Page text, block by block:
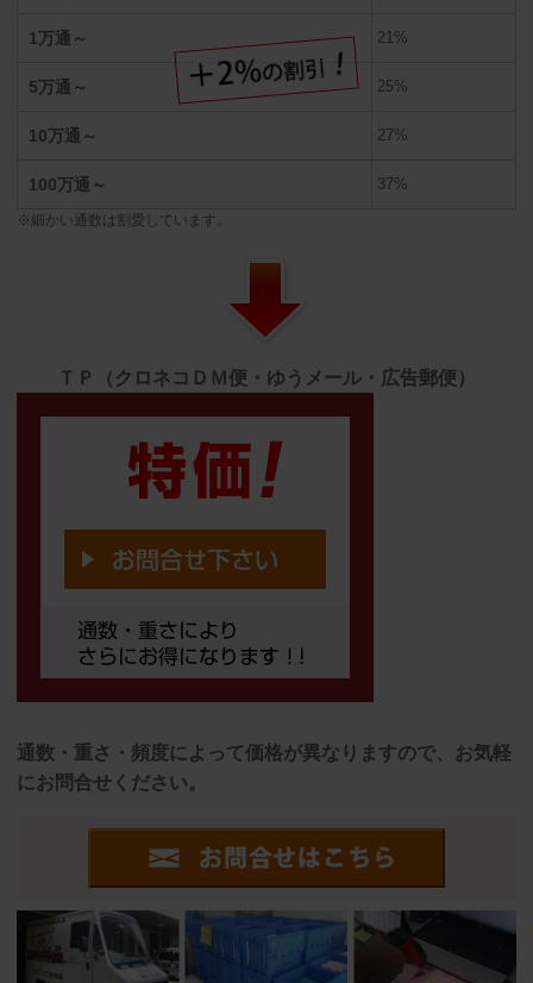
1万通～ 21%
5万通～ 25%
10万通～ 27%
100万通～ 37%
細かい通数は割愛しています。
ＴＰ（クロネコＤＭ便・ゆうメール・広告郵便）
通数・重さ・頻度によって価格が異なりますので、お気軽
にお問合せください。